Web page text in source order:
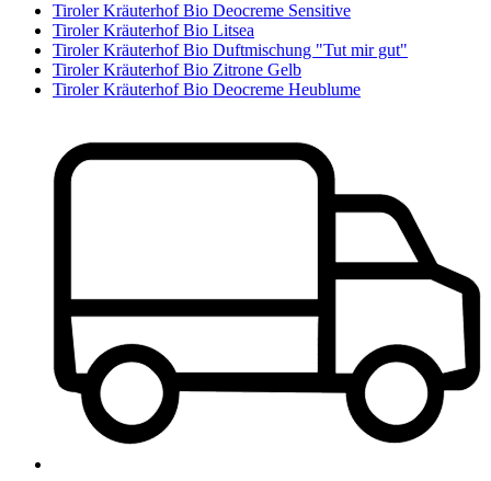
Tiroler Kräuterhof Bio Deocreme Sensitive
Tiroler Kräuterhof Bio Litsea
Tiroler Kräuterhof Bio Duftmischung "Tut mir gut"
Tiroler Kräuterhof Bio Zitrone Gelb
Tiroler Kräuterhof Bio Deocreme Heublume